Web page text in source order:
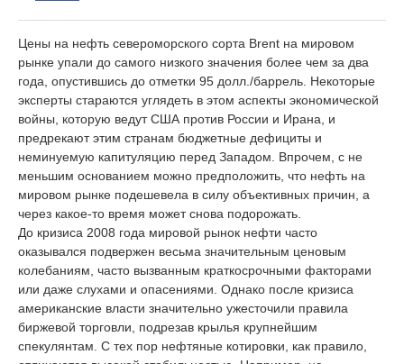
Цены на нефть североморского сорта Brent на мировом
рынке упали до самого низкого значения более чем за два
года, опустившись до отметки 95 долл./баррель. Некоторые
эксперты стараются углядеть в этом аспекты экономической
войны, которую ведут США против России и Ирана, и
предрекают этим странам бюджетные дефициты и
неминуемую капитуляцию перед Западом. Впрочем, с не
меньшим основанием можно предположить, что нефть на
мировом рынке подешевела в силу объективных причин, а
через какое-то время может снова подорожать.
До кризиса 2008 года мировой рынок нефти часто
оказывался подвержен весьма значительным ценовым
колебаниям, часто вызванным краткосрочными факторами
или даже слухами и опасениями. Однако после кризиса
американские власти значительно ужесточили правила
биржевой торговли, подрезав крылья крупнейшим
спекулянтам. С тех пор нефтяные котировки, как правило,